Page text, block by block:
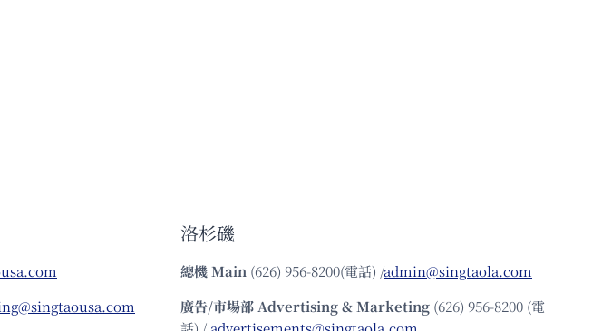
洛杉磯
總機Main (626) 956-8200(電話) /admin@singtaola.com
廣告/市場部Advertising & Marketing (626) 956-8200 (電